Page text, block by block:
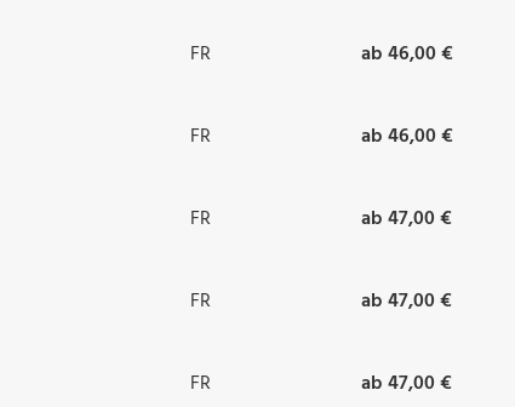
FR ab 46,00 €
FR ab 46,00 €
FR ab 47,00 €
FR ab 47,00 €
FR ab 47,00 €